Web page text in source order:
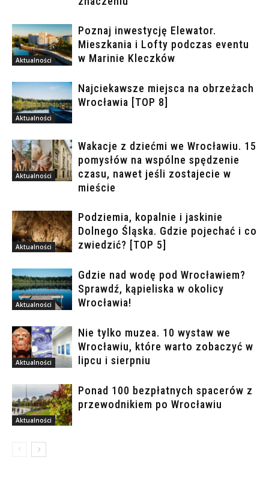
Aktualności
Poznaj inwestycję Elewator.
Mieszkania i Lofty podczas eventu
w Marinie Kleczków
Aktualności
Najciekawsze miejsca na obrzeżach
Wrocławia [TOP 8]
Aktualności
Wakacje z dziećmi we Wrocławiu. 15
pomysłów na wspólne spędzenie
czasu, nawet jeśli zostajecie w
mieście
Aktualności
Podziemia, kopalnie i jaskinie
Dolnego Śląska. Gdzie pojechać i co
zwiedzić? [TOP 5]
Aktualności
Gdzie nad wodę pod Wrocławiem?
Sprawdź, kąpieliska w okolicy
Wrocławia!
Aktualności
Nie tylko muzea. 10 wystaw we
Wrocławiu, które warto zobaczyć w
lipcu i sierpniu
Aktualności
Ponad 100 bezpłatnych spacerów z
przewodnikiem po Wrocławiu